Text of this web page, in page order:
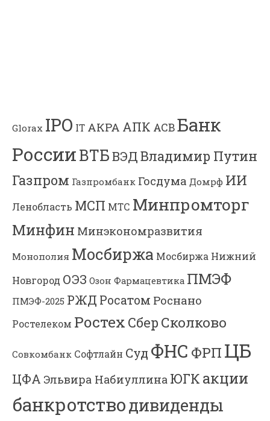
Glorax IPO IT АКРА АПК АСВБанк
РоссииВТБВЭДВладимир Путин
Газпром Газпромбанк Госдума Домрф ИИ
Ленобласть МСП МТС Минпромторг
Минфин Минэкономразвития
Монополия Мосбиржа Мосбиржа Нижний
Новгород ОЭЗ Озон Фармацевтика ПМЭФ
ПМЭФ-2025 РЖД Росатом Роснано
Ростелеком Ростех Сбер Сколково
Совкомбанк Софтлайн Суд ФНС ФРП ЦБ
ЦФА Эльвира Набиуллина ЮГК акции
банкротстводивиденды